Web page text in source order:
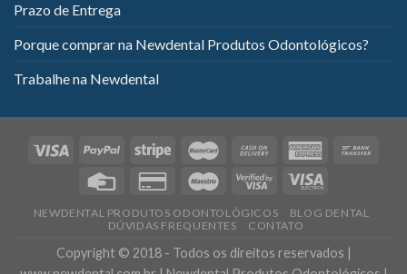
Prazo de Entrega
Porque comprar na Newdental Produtos Odontológicos?
Trabalhe na Newdental
NEWDENTAL PRODUTOS ODONTOLÓGICOS
BLOG DENTAL
DÚVIDAS FREQUENTES
CONTATO
Copyright © 2018 - Todos os direitos reservados |